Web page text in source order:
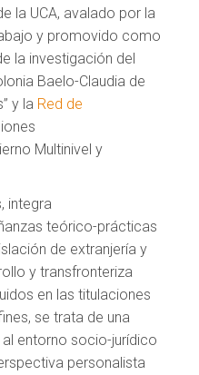
la UCA, avalado por la
y promovido como
la investigación del
Baelo-Claudia de
y la Red de
Multinivel y
integra
teórico-prácticas
de extranjería y
y transfronteriza
en las titulaciones
se trata de una
entorno socio-jurídico
personalista